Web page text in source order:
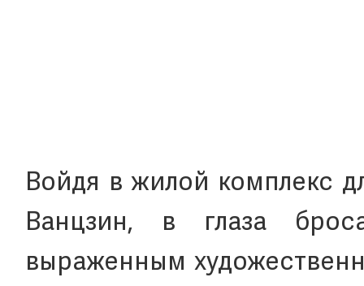
Войдя в жилой комплекс
Ванцзин, в глаза
выраженным